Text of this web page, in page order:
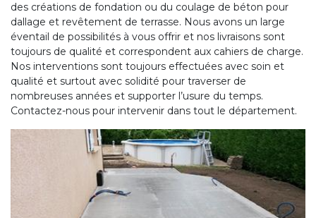
des créations de fondation ou du coulage de béton pour
dallage et revêtement de terrasse. Nous avons un large
éventail de possibilités à vous offrir et nos livraisons sont
toujours de qualité et correspondent aux cahiers de charge.
Nos interventions sont toujours effectuées avec soin et
qualité et surtout avec solidité pour traverser de
nombreuses années et supporter l’usure du temps.
Contactez-nous pour intervenir dans tout le département.